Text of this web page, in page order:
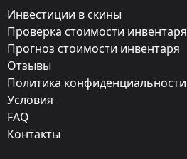
Finish:
Призменная застройка
Hydrographic
Инвестиции в скины
Проверка стоимости инвентаря
Прогноз стоимости инвентаря
Отзывы
Политика конфиденциальности
Условия
FAQ
Контакты